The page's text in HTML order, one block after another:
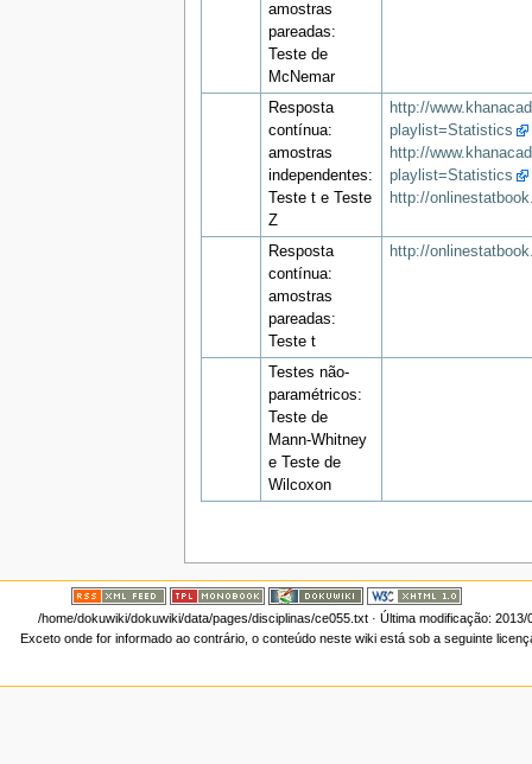
amostras
pareadas:
Teste de
McNemar
Resposta
contínua:
amostras
independentes:
Teste t e Teste
Z
http://
playlist=Statistics
http://
playlist=Statistics
http://
Resposta
contínua:
amostras
pareadas:
Teste t
http://
Testes não-
paramétricos:
Teste de
Mann-Whitney
e Teste de
Wilcoxon
/home/dokuwiki/dokuwiki/data/pages/disciplinas/ce055.txt· Última modificação:
Exceto onde for informado ao contrário, o conteúdo neste wiki está sob a seguinte